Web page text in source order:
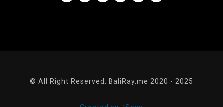
© All Right Reserved. BaliRay.me 2020 - 2025